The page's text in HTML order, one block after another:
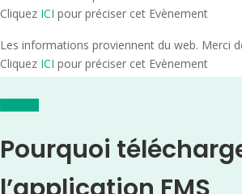
Cliquez ICI pour préciser cet Evènement
Les informations proviennent du web. Merci
Cliquez ICI pour préciser cet Evènement
Pourquoi